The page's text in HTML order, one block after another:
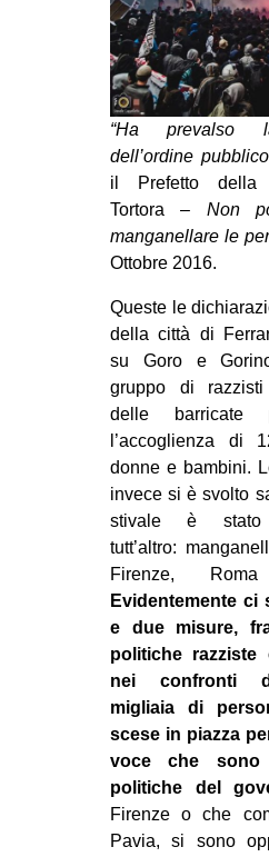
SPAZI
SPORT
DIRITTO
ARTE
AFRICA
ESTREMO
“Ha prevalso
dell’ordine pubblico
il Prefetto della
Tortora – Non
manganellare le
Ottobre 2016.
Queste le
della città di
su Goro e
gruppo di
delle barricate
l’accoglienza di
donne e bambini.
invece si è svolto
stivale è stato
tutt’altro:
Firenze,
Evidentemente ci
e due misure,
politiche
nei confronti
migliaia di
scese in piazza
voce che sono
politiche del
Firenze o che
Pavia, si sono